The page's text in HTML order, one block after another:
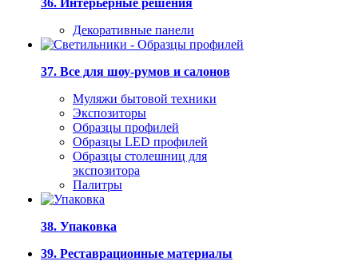
36. Интерьерные решения
Декоративные панели
37. Все для шоу-румов и салонов
Муляжи бытовой техники
Экспозиторы
Образцы профилей
Образцы LED профилей
Образцы столешниц для
экспозитора
Палитры
38. Упаковка
39. Реставрационные материалы